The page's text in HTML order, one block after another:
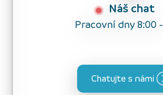
Náš chat
Pracovní dny 8:00 -
Chatujte s námi